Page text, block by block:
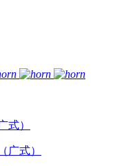
式）
广式）